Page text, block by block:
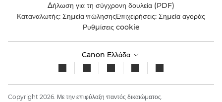
Δήλωση για τη σύγχρονη δουλεία (PDF)
Καταναλωτής: Σημεία πώλησηςΕπιχειρήσεις: Σημεία αγοράς
Ρυθμίσεις cookie
Canon Ελλάδα
Copyright 2026. Με την επιφύλαξη παντός δικαιώματος.